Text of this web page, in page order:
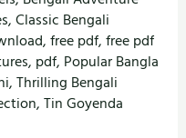
,Classic Bengali
,free pdf,free pdf
, pdf, Popular Bangla
,Thrilling Bengali
,Tin Goyenda